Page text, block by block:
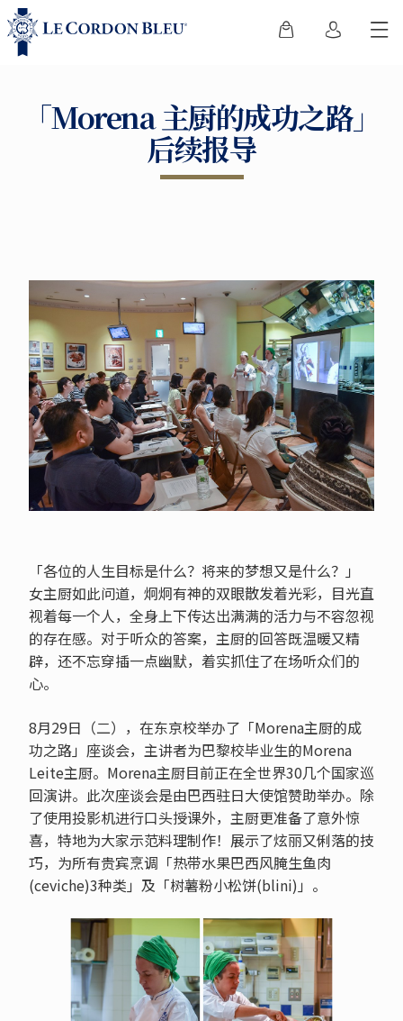
「Morena 主厨的成功之路」
后续报导
「各位的人生目标是什么？将来的梦想又是什么？」
女主厨如此问道，炯炯有神的双眼散发着光彩，目光直
视着每一个人，全身上下传达出满满的活力与不容忽视
的存在感。对于听众的答案，主厨的回答既温暖又精
辟，还不忘穿插一点幽默，着实抓住了在场听众们的
心。
8月29日（二），在东京校举办了「Morena主厨的成
功之路」座谈会，主讲者为巴黎校毕业生的Morena
Leite主厨。Morena主厨目前正在全世界30几个国家巡
回演讲。此次座谈会是由巴西驻日大使馆赞助举办。除
了使用投影机进行口头授课外，主厨更准备了意外惊
喜，特地为大家示范料理制作！展示了炫丽又俐落的技
巧，为所有贵宾烹调「热带水果巴西风腌生鱼肉
(ceviche)3种类」及「树薯粉小松饼(blini)」。